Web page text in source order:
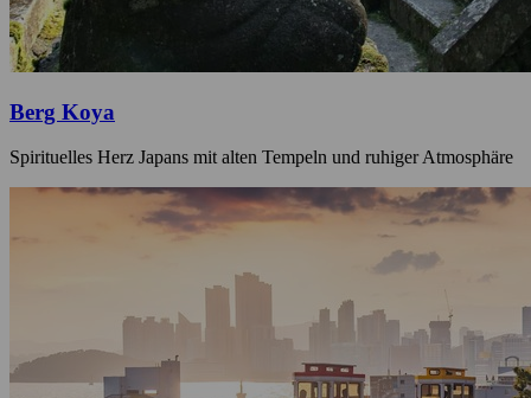
Berg Koya
Spirituelles Herz Japans mit alten Tempeln und ruhiger Atmosphäre